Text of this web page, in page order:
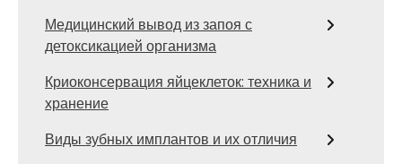
Медицинский вывод из запоя с
детоксикацией организма
Криоконсервация яйцеклеток: техника и
хранение
Виды зубных имплантов и их отличия